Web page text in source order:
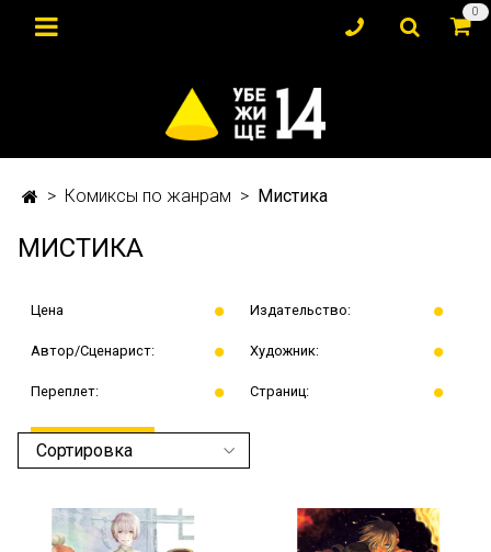
0
Комиксы по жанрам Мистика
МИСТИКА
Цена Издательство:
Автор/Сценарист: Художник:
Переплет: Страниц:
ПРИМЕНИТЬ